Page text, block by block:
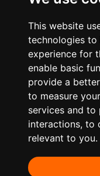
This website
technologies
experience for
enable basic
provide a
to measure
services and to
interactions, to
relevant to you.
¿Qué
Posicionamiento en